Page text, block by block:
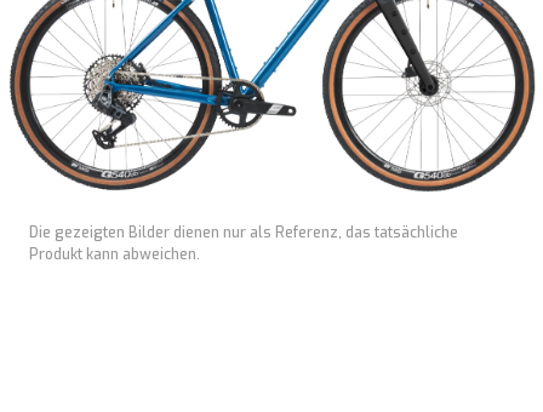
Die gezeigten Bilder dienen nur als Referenz, das tatsächliche
Produkt kann abweichen.